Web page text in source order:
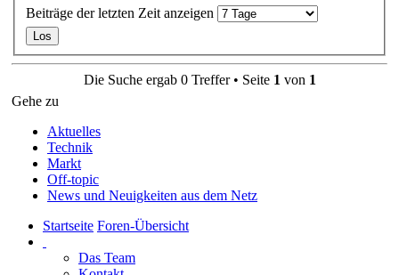
Beiträge der letzten Zeit anzeigen
Die Suche ergab 0 Treffer • Seite 1 von 1
Gehe zu
Aktuelles
Technik
Markt
Off-topic
News und Neuigkeiten aus dem Netz
Startseite Foren-Übersicht
Das Team